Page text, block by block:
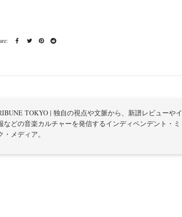
TOKYO | 独自の視点や文脈から、新譜レビューやイ
などの音楽カルチャーを発信するインディペンデント・ミ
・メディア。